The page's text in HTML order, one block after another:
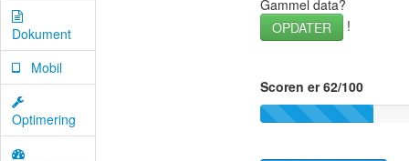
Dokument
Mobil
Optimering
Gammel data?
OPDATER
!
Scoren er 62/100